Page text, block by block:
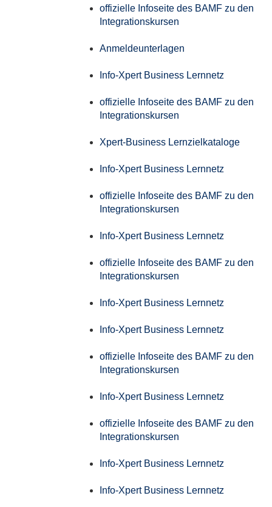
offizielle Infoseite des BAMF zu den
Integrationskursen
Anmeldeunterlagen
Info-Xpert Business Lernnetz
offizielle Infoseite des BAMF zu den
Integrationskursen
Xpert-Business Lernzielkataloge
Info-Xpert Business Lernnetz
offizielle Infoseite des BAMF zu den
Integrationskursen
Info-Xpert Business Lernnetz
offizielle Infoseite des BAMF zu den
Integrationskursen
Info-Xpert Business Lernnetz
Info-Xpert Business Lernnetz
offizielle Infoseite des BAMF zu den
Integrationskursen
Info-Xpert Business Lernnetz
offizielle Infoseite des BAMF zu den
Integrationskursen
Info-Xpert Business Lernnetz
Info-Xpert Business Lernnetz